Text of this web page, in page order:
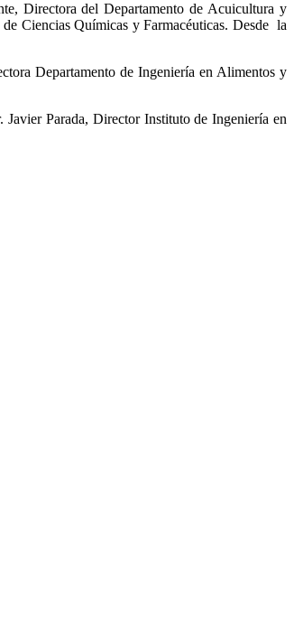
Directora del Departamento de Acuicultura y
Ciencias Químicas y Farmacéuticas. Desde la
Departamento de Ingeniería en Alimentos y
Parada, Director Instituto de Ingeniería en